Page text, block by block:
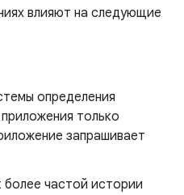
влияют на следующие
определения
только
запрашивает
более частой истории